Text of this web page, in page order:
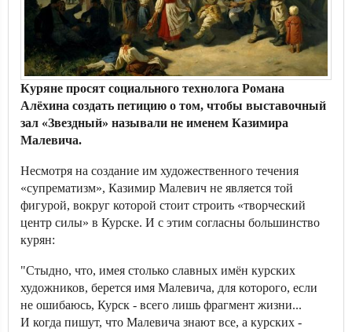
Куряне просят социального технолога Романа
Алёхина создать петицию о том, чтобы выставочный
зал «Звездный» называли не именем Казимира
Малевича.
Несмотря на создание им художественного течения
«супрематизм», Казимир Малевич не является той
фигурой, вокруг которой стоит строить «творческий
центр силы» в Курске. И с этим согласны большинство
курян:
"Стыдно, что, имея столько славных имён курских
художников, берется имя Малевича, для которого, если
не ошибаюсь, Курск - всего лишь фрагмент жизни...
И когда пишут, что Малевича знают все, а курских -